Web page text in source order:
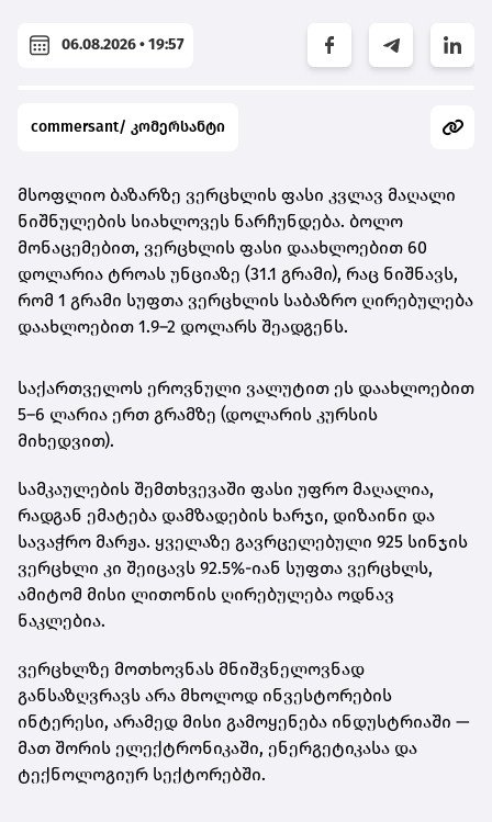
06.08.2026 • 19:57
commersant/ კომერსანტი
მსოფლიო ბაზარზე ვერცხლის ფასი კვლავ მაღალი
ნიშნულების სიახლოვეს ნარჩუნდება. ბოლო
მონაცემებით, ვერცხლის ფასი დაახლოებით 60
დოლარია ტროას უნციაზე (31.1 გრამი), რაც ნიშნავს,
რომ 1 გრამი სუფთა ვერცხლის საბაზრო ღირებულება
დაახლოებით 1.9–2 დოლარს შეადგენს.
საქართველოს ეროვნული ვალუტით ეს დაახლოებით
5–6 ლარია ერთ გრამზე (დოლარის კურსის
მიხედვით).
სამკაულების შემთხვევაში ფასი უფრო მაღალია,
რადგან ემატება დამზადების ხარჯი, დიზაინი და
სავაჭრო მარჟა. ყველაზე გავრცელებული 925 სინჯის
ვერცხლი კი შეიცავს 92.5%-იან სუფთა ვერცხლს,
ამიტომ მისი ლითონის ღირებულება ოდნავ
ნაკლებია.
ვერცხლზე მოთხოვნას მნიშვნელოვნად
განსაზღვრავს არა მხოლოდ ინვესტორების
ინტერესი, არამედ მისი გამოყენება ინდუსტრიაში —
მათ შორის ელექტრონიკაში, ენერგეტიკასა და
ტექნოლოგიურ სექტორებში.